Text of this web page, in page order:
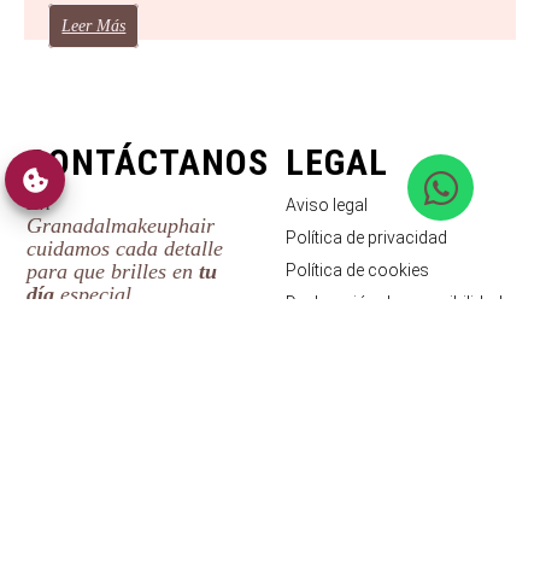
Leer Más
CONTÁCTANOS
En
Granadalmakeuphair
cuidamos cada detalle
para que brilles entu
día especial.
LEGAL
Aviso legal
Política de privacidad
Política de cookies
Declaración de accesibilidad